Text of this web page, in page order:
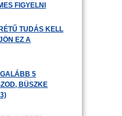
FIGYELNI
TUDÁS KELL
EZ A
5
BÜSZKE